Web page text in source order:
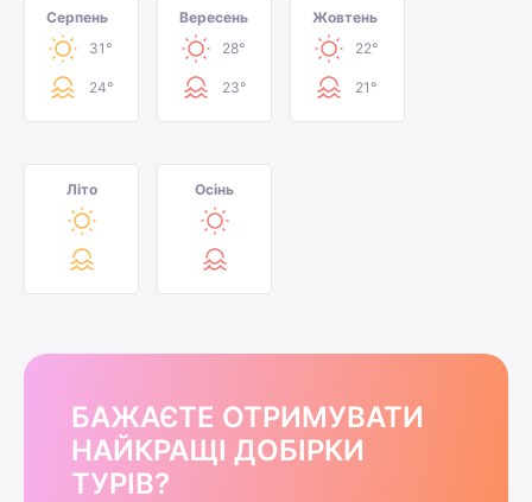
Серпень
31°
24°
Вересень
28°
23°
Жовтень
22°
21°
Літо Осінь
БАЖАЄТЕ ОТРИМУВАТИ
НАЙКРАЩІ ДОБІРКИ
ТУРІВ?